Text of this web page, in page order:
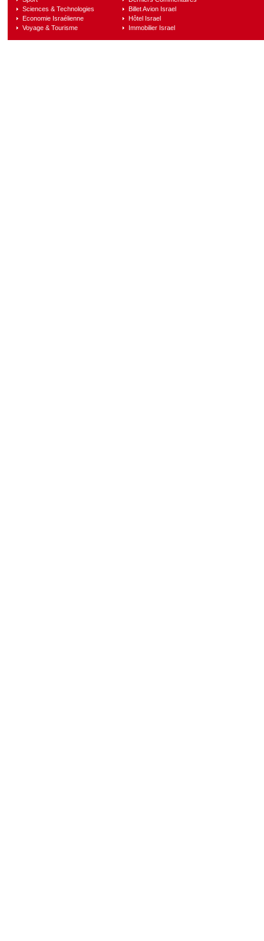
Sciences & Technologies
Economie Israélienne
Voyage & Tourisme
Billet Avion Israel
Hôtel Israel
Immobilier Israel